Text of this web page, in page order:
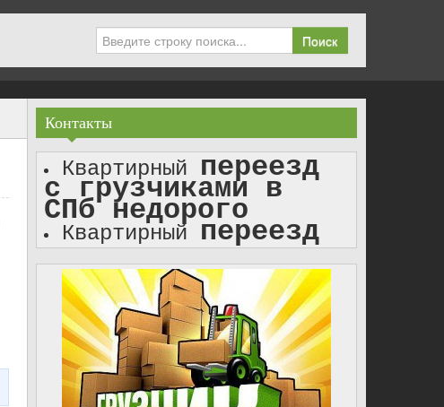
Поиск
Контакты
Квартирный переезд
с грузчиками в
СПб недорого
Квартирный переезд